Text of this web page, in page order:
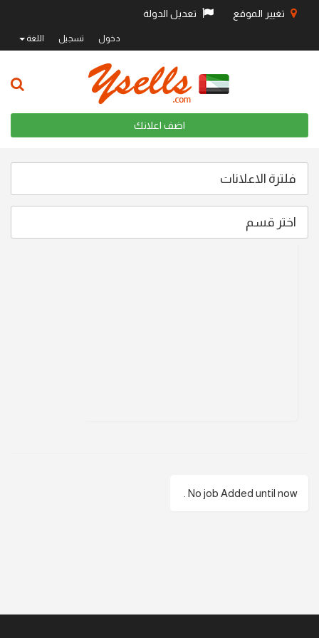
تغيير الموقع تعديل الدولة
دخول تسجيل اللغة
اضف اعلانك
فلترة الاعلانات
اختر قسم
No job Added until now .